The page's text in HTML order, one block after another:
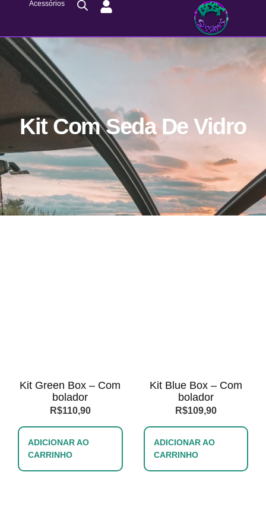
Acessórios
Kit Com Seda De Vidro
Kit Green Box – Com
bolador
R$110,90
ADICIONAR AO
CARRINHO
Kit Blue Box – Com
bolador
R$109,90
ADICIONAR AO
CARRINHO